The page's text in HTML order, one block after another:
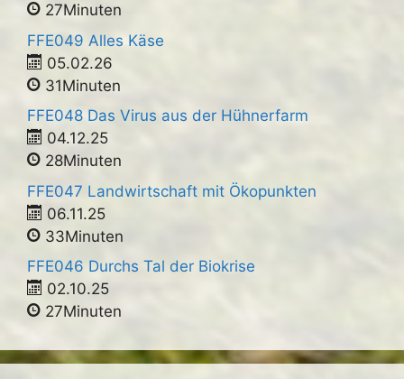
27Minuten
FFE049 Alles Käse
05.02.26
31Minuten
FFE048 Das Virus aus der Hühnerfarm
04.12.25
28Minuten
FFE047 Landwirtschaft mit Ökopunkten
06.11.25
33Minuten
FFE046 Durchs Tal der Biokrise
02.10.25
27Minuten